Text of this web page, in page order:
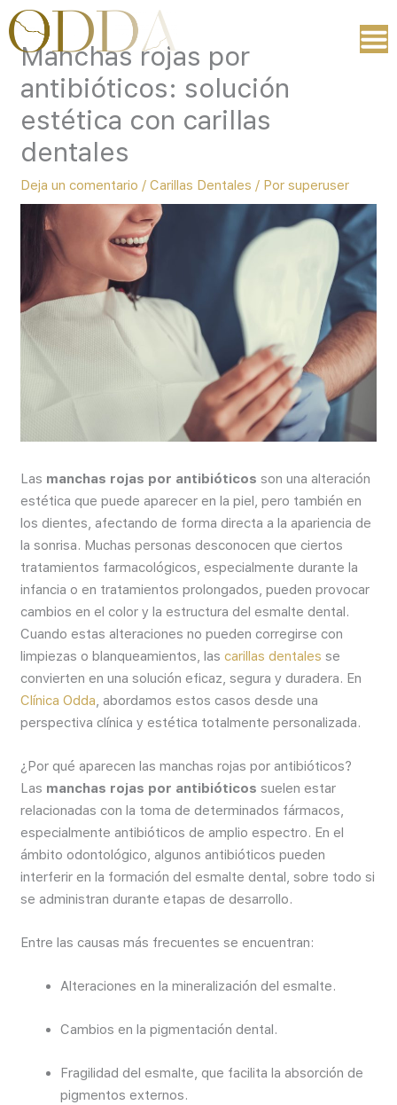
contenido
Manchas rojas por
antibióticos: solución
estética con carillas
dentales
Deja un comentario /Carillas Dentales / Porsuperuser
Las manchas rojas por antibióticos son una alteración
estética que puede aparecer en la piel, pero también en
los dientes, afectando de forma directa a la apariencia de
la sonrisa. Muchas personas desconocen que ciertos
tratamientos farmacológicos, especialmente durante la
infancia o en tratamientos prolongados, pueden provocar
cambios en el color y la estructura del esmalte dental.
Cuando estas alteraciones no pueden corregirse con
limpiezas o blanqueamientos, lascarillas dentales se
convierten en una solución eficaz, segura y duradera. En
Clínica Odda, abordamos estos casos desde una
perspectiva clínica y estética totalmente personalizada.
¿Por qué aparecen las manchas rojas por antibióticos?
Las manchas rojas por antibióticos suelen estar
relacionadas con la toma de determinados fármacos,
especialmente antibióticos de amplio espectro. En el
ámbito odontológico, algunos antibióticos pueden
interferir en la formación del esmalte dental, sobre todo si
se administran durante etapas de desarrollo.
Entre las causas más frecuentes se encuentran:
Alteraciones en la mineralización del esmalte.
Cambios en la pigmentación dental.
Fragilidad del esmalte, que facilita la absorción de
pigmentos externos.